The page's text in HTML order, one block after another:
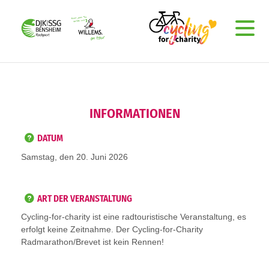
INFORMATIONEN
DATUM
Samstag, den 20. Juni 2026
ART DER VERANSTALTUNG
Cycling-for-charity ist eine radtouristische Veranstaltung, es
erfolgt keine Zeitnahme. Der Cycling-for-Charity
Radmarathon/Brevet ist kein Rennen!